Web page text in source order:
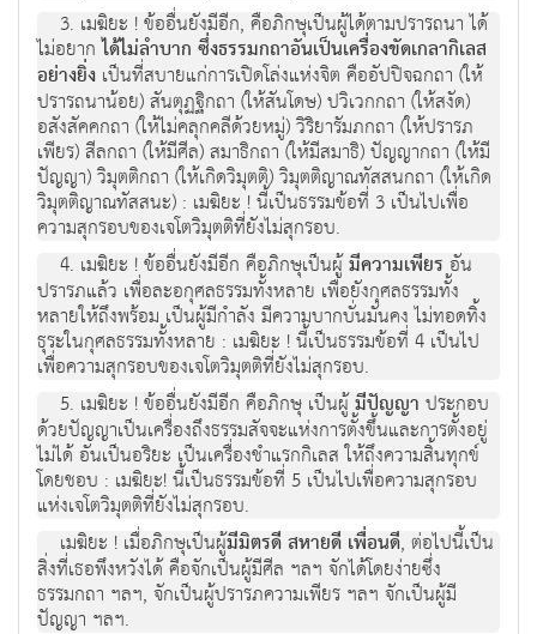
3. เมฆิยะ ! ข้ออื่นยังมีอีก, คือภิกษุเป็นผู้ได้ตามปรารถนา ได้
ไม่อยากได้ไม่ลำบาก ซึ่งธรรมกถาอันเป็นเครื่องขัดเกลากิเลส
อย่างยิ่ง เป็นที่สบายแก่การเปิดโล่งแห่งจิต คืออัปปิจฉกถา (ให้
ปรารถนาน้อย) สันตุฏฐิกถา (ให้สันโดษ) ปวิเวกกถา (ให้สงัด)
อสังสัคคกถา (ให้ไม่คลุกคลีด้วยหมู่) วิริยารัมภกถา (ให้ปรารภ
เพียร) สีลกถา (ให้มีศีล) สมาธิกถา (ให้มีสมาธิ) ปัญญากถา (ให้มี
ปัญญา) วิมุตติกถา (ให้เกิดวิมุตติ) วิมุตติญาณทัสสนกถา (ให้เกิด
วิมุตติญาณทัสสนะ) : เมฆิยะ ! นี้เป็นธรรมข้อที่ 3 เป็นไปเพื่อ
ความสุกรอบของเจโตวิมุตติที่ยังไม่สุกรอบ.
4. เมฆิยะ ! ข้ออื่นยังมีอีก คือภิกษุเป็นผู้มีความเพียรอัน
ปรารภแล้ว เพื่อละอกุศลธรรมทั้งหลาย เพื่อยังกุศลธรรมทั้ง
หลายให้ถึงพร้อม เป็นผู้มีกำลัง มีความบากบั่นมั่นคง ไม่ทอดทิ้ง
ธุระในกุศลธรรมทั้งหลาย : เมฆิยะ ! นี้เป็นธรรมข้อที่ 4 เป็นไป
เพื่อความสุกรอบของเจโตวิมุตติที่ยังไม่สุกรอบ.
5. เมฆิยะ ! ข้ออื่นยังมีอีก คือภิกษุ เป็นผู้มีปัญญา ประกอบ
ด้วยปัญญาเป็นเครื่องถึงธรรมสัจจะแห่งการตั้งขึ้นและการตั้งอยู่
ไม่ได้ อันเป็นอริยะ เป็นเครื่องชำแรกกิเลส ให้ถึงความสิ้นทุกข์
โดยชอบ : เมฆิยะ! นี้เป็นธรรมข้อที่ 5 เป็นไปเพื่อความสุกรอบ
แห่งเจโตวิมุตติที่ยังไม่สุกรอบ.
เมฆิยะ ! เมื่อภิกษุเป็นผู้มีมิตรดี สหายดี เพื่อนดี, ต่อไปนี้เป็น
สิ่งที่เธอพึงหวังได้ คือจักเป็นผู้มีศีล ฯลฯ จักได้โดยง่ายซึ่ง
ธรรมกถา ฯลฯ, จักเป็นผู้ปรารภความเพียร ฯลฯ จักเป็นผู้มี
ปัญญา ฯลฯ.